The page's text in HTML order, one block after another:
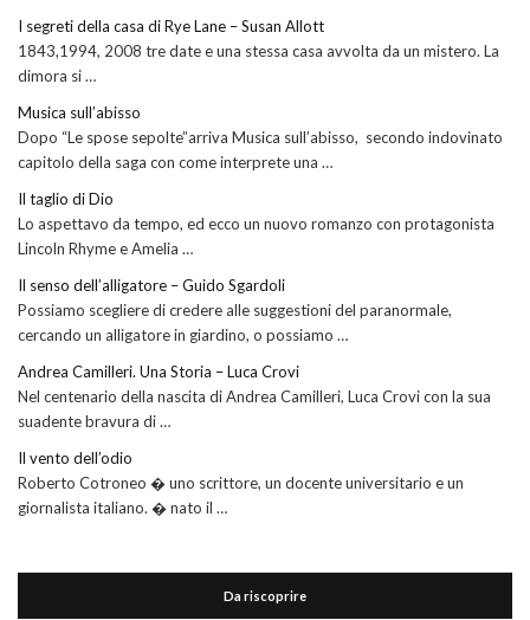
I segreti della casa di Rye Lane – Susan Allott
1843,1994, 2008 tre date e una stessa casa avvolta da un mistero. La
dimora si …
Musica sull’abisso
Dopo “Le spose sepolte”arriva Musica sull’abisso, secondo indovinato
capitolo della saga con come interprete una …
Il taglio di Dio
Lo aspettavo da tempo, ed ecco un nuovo romanzo con protagonista
Lincoln Rhyme e Amelia …
Il senso dell’alligatore – Guido Sgardoli
Possiamo scegliere di credere alle suggestioni del paranormale,
cercando un alligatore in giardino, o possiamo …
Andrea Camilleri. Una Storia – Luca Crovi
Nel centenario della nascita di Andrea Camilleri, Luca Crovi con la sua
suadente bravura di …
Il vento dell’odio
Roberto Cotroneo � uno scrittore, un docente universitario e un
giornalista italiano. � nato il …
Da riscoprire